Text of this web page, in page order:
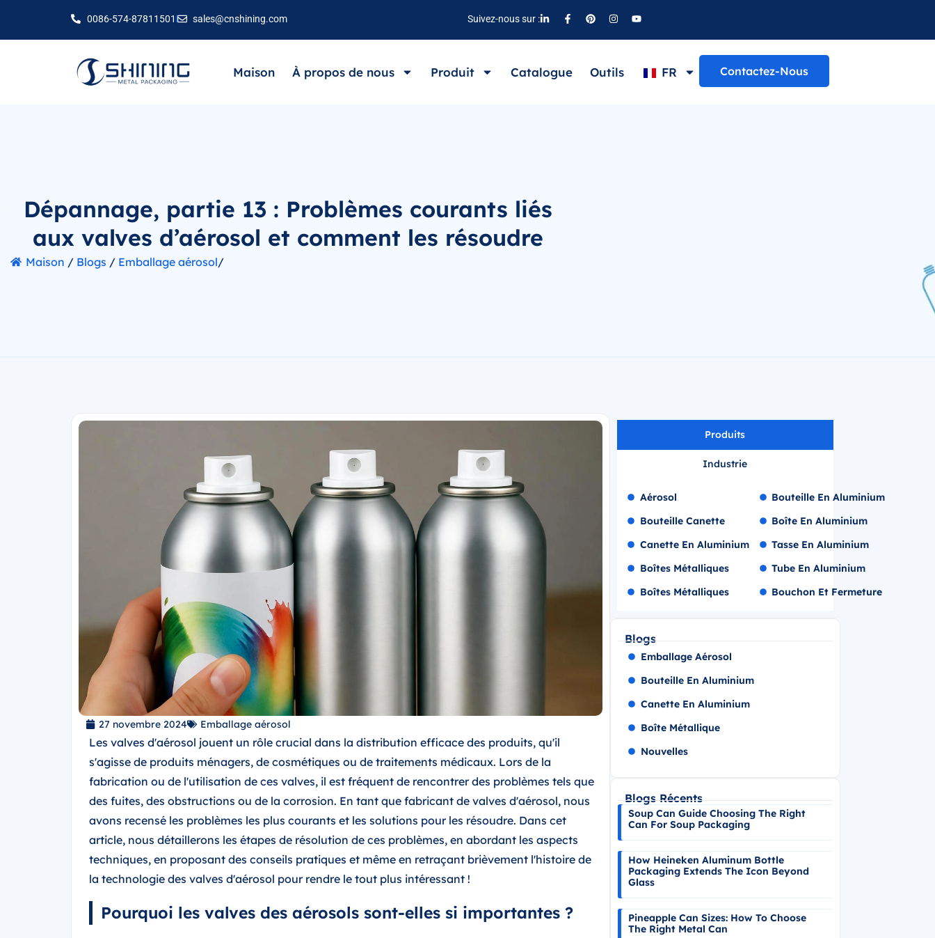
0086-574-87811501 sales@cnshining.com Suivez-nous sur :
Maison À propos de nous Produit Catalogue Outils FR Contactez-Nous
Dépannage, partie 13 : Problèmes courants liés
aux valves d’aérosol et comment les résoudre
Maison / Blogs / Emballage aérosol/
27 novembre 2024 Emballage aérosol
Les valves d'aérosol jouent un rôle crucial dans la distribution efficace des produits, qu'il
s'agisse de produits ménagers, de cosmétiques ou de traitements médicaux. Lors de la
fabrication ou de l'utilisation de ces valves, il est fréquent de rencontrer des problèmes tels que
des fuites, des obstructions ou de la corrosion. En tant que fabricant de valves d'aérosol, nous
avons recensé les problèmes les plus courants et les solutions pour les résoudre. Dans cet
article, nous détaillerons les étapes de résolution de ces problèmes, en abordant les aspects
techniques, en proposant des conseils pratiques et même en retraçant brièvement l'histoire de
la technologie des valves d'aérosol pour rendre le tout plus intéressant !
Pourquoi les valves des aérosols sont-elles si importantes ?
Produits
Industrie
Aérosol
Bouteille Canette
Canette En Aluminium
Boîtes Métalliques
Boîtes Métalliques
Bouteille En Aluminium
Boîte En Aluminium
Tasse En Aluminium
Tube En Aluminium
Bouchon Et Fermeture
Blogs
Emballage Aérosol
Bouteille En Aluminium
Canette En Aluminium
Boîte Métallique
Nouvelles
Blogs Récents
Soup Can Guide Choosing The Right
Can For Soup Packaging
How Heineken Aluminum Bottle
Packaging Extends The Icon Beyond
Glass
Pineapple Can Sizes: How To Choose
The Right Metal Can